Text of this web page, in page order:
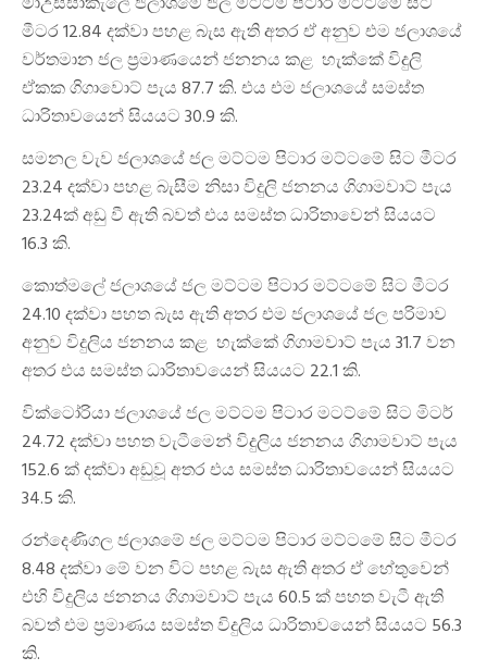
මීටර 12.84 දක්වා පහළ බැස ඇති අතර ඒ අනුව එම ජලාශයේ
වර්තමාන ජල ප්‍රමාණයෙන් ජනනය කළ හැක්කේ විදුලි
ඒකක ගිගාවොට් පැය 87.7 කි. එය එම ජලාශයේ සමස්ත
ධාරිතාවයෙන් සියයට 30.9 කි.
සමනල වැව ජලාශයේ ජල මට්ටම පිටාර මට්ටමේ සිට මීටර
23.24 දක්වා පහළ බැසීම නිසා විදුලි ජනනය ගිගාමවාට් පැය
23.24ක් අඩු වී ඇති බවත් එය සමස්ත ධාරිතාවෙන් සියයට
16.3 කි.
කොත්මලේ ජලාශයේ ජල මට්ටම පිටාර මට්ටමේ සිට මීටර
24.10 දක්වා පහත බැස ඇති අතර එම ජලාශයේ ජල පරිමාව
අනුව විදුලිය ජනනය කළ හැක්කේ ගිගාමවාට් පැය 31.7 වන
අතර එය සමස්ත ධාරිතාවයෙන් සියයට 22.1 කි.
වික්ටෝරියා ජලාශයේ ජල මට්ටම පිටාර මටට්මේ සිට මිටර්
24.72 දක්වා පහත වැටීමෙන් විදුලිය ජනනය ගිගාමවාට් පැය
152.6 ක් දක්වා අඩුවූ අතර එය සමස්ත ධාරිතාවයෙන් සියයට
34.5 කි.
රන්දෙණිගල ජලාශමේ ජල මට්ටම පිටාර මට්ටමේ සිට මීටර
8.48 දක්වා මේ වන විට පහළ බැස ඇති අතර ඒ හේතුවෙන්
එහි විදුලිය ජනනය ගිගාමවාට් පැය 60.5 ක් පහත වැටී ඇති
බවත් එම ප්‍රමාණය සමස්ත විදුලිය ධාරිතාවයෙන් සියයට 56.3
කි.